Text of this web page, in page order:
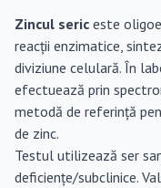
Zincul seric este
reacții enzimatice,
diviziune celulară. În
efectuează prin
metodă de referință
de zinc.
Testul utilizează ser
deficiențe/subclinice.